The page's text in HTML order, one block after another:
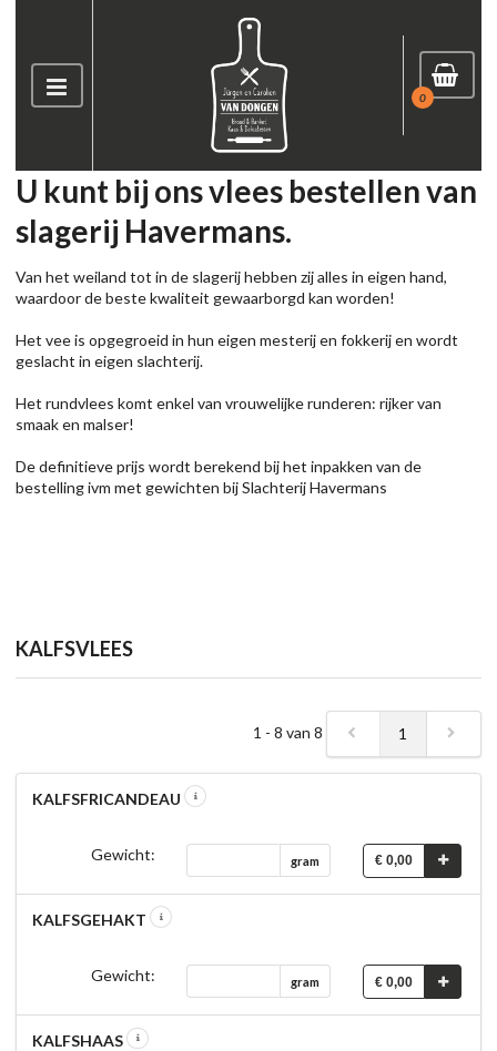
0
U kunt bij ons vlees bestellen van
slagerij Havermans.
Van het weiland tot in de slagerij hebben zij alles in eigen hand,
waardoor de beste kwaliteit gewaarborgd kan worden!
Het vee is opgegroeid in hun eigen mesterij en fokkerij en wordt
geslacht in eigen slachterij.
Het rundvlees komt enkel van vrouwelijke runderen: rijker van
smaak en malser!
De definitieve prijs wordt berekend bij het inpakken van de
bestelling ivm met gewichten bij Slachterij Havermans
KALFSVLEES
1 - 8 van 8 1
KALFSFRICANDEAU
Gewicht: gram € 0,00
KALFSGEHAKT
Gewicht: gram € 0,00
KALFSHAAS